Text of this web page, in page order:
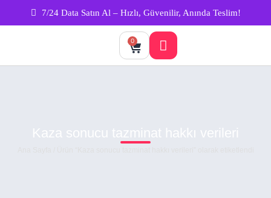
7/24 Data Satın Al – Hızlı, Güvenilir, Anında Teslim!
0
Kaza sonucu tazminat hakkı verileri